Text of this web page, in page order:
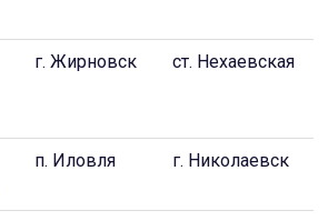
г. Жирновск ст. Нехаевская
п. Иловля г. Николаевск